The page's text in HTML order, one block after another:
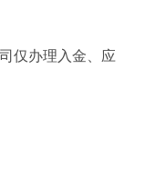
办理入金、应